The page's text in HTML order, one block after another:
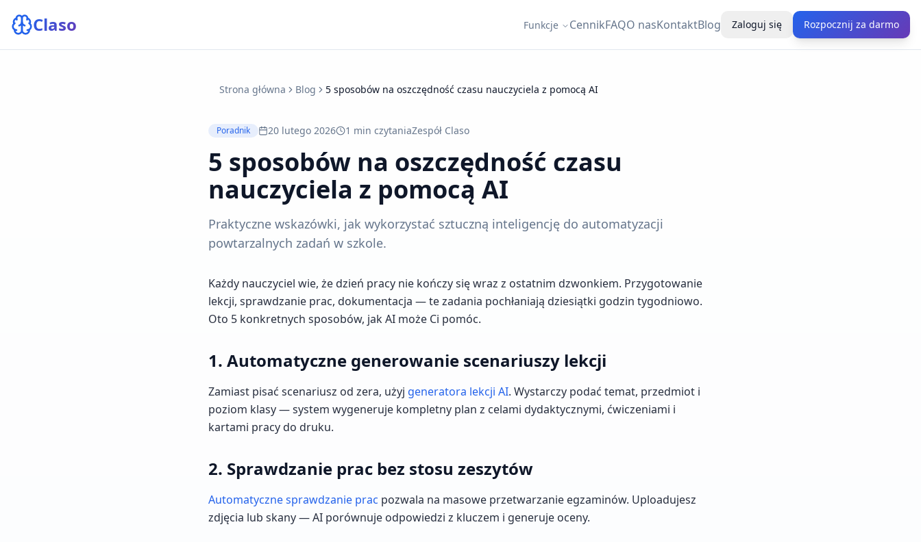
Claso Funkcje CennikFAQO nasKontaktBlog Zaloguj się Rozpocznij za darmo
Strona główna Blog 5 sposobów na oszczędność czasu nauczyciela z pomocą AI
Poradnik 20 lutego 2026 1 min czytaniaZespół Claso
5 sposobów na oszczędność czasu
nauczyciela z pomocą AI
Praktyczne wskazówki, jak wykorzystać sztuczną inteligencję do automatyzacji
powtarzalnych zadań w szkole.
Każdy nauczyciel wie, że dzień pracy nie kończy się wraz z ostatnim dzwonkiem. Przygotowanie
lekcji, sprawdzanie prac, dokumentacja — te zadania pochłaniają dziesiątki godzin tygodniowo.
Oto 5 konkretnych sposobów, jak AI może Ci pomóc.
1. Automatyczne generowanie scenariuszy lekcji
Zamiast pisać scenariusz od zera, użyj generatora lekcji AI. Wystarczy podać temat, przedmiot i
poziom klasy — system wygeneruje kompletny plan z celami dydaktycznymi, ćwiczeniami i
kartami pracy do druku.
2. Sprawdzanie prac bez stosu zeszytów
Automatyczne sprawdzanie prac pozwala na masowe przetwarzanie egzaminów. Uploadujesz
zdjęcia lub skany — AI porównuje odpowiedzi z kluczem i generuje oceny.